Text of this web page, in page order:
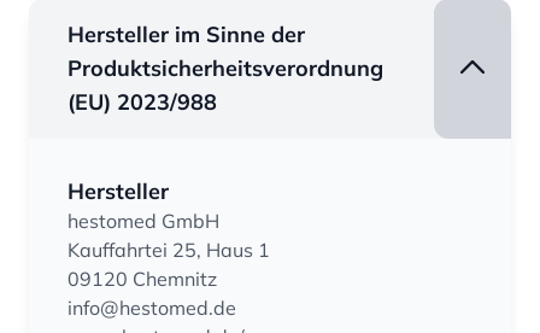
Hersteller im Sinne der
Produktsicherheitsverordnung
(EU) 2023/988
Hersteller
hestomed GmbH
Kauffahrtei 25, Haus 1
09120 Chemnitz
info@hestomed.de